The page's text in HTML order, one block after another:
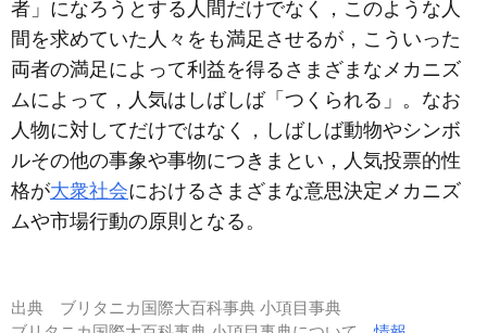
者」になろうとする人間だけでなく，このような人
間を求めていた人々をも満足させるが，こういった
両者の満足によって利益を得るさまざまなメカニズ
ムによって，人気はしばしば「つくられる」。なお
人物に対してだけではなく，しばしば動物やシンボ
ルその他の事象や事物につきまとい，人気投票的性
格が大衆社会におけるさまざまな意思決定メカニズ
ムや市場行動の原則となる。
出典 ブリタニカ国際大百科事典 小項目事典